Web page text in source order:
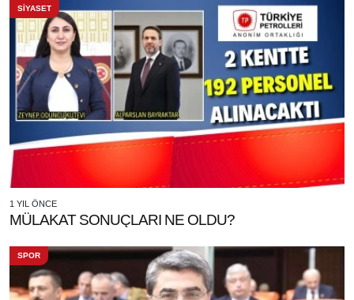
SİYASET
1 YIL ÖNCE
MÜLAKAT SONUÇLARI NE OLDU?
SPOR